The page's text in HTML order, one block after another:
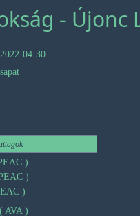
- Újonc
04-30
)
)
)
AVA )